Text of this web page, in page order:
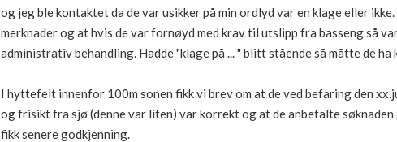
og jeg ble kontaktet da de var usikker på min ordlyd var en klage eller
merknader og at hvis de var fornøyd med krav til utslipp fra basseng så
administrativ behandling. Hadde "klage på ... " blitt stående så måtte de
I hyttefelt innenfor 100m sonen fikk vi brev om at de ved befaring den
og frisikt fra sjø (denne var liten) var korrekt og at de anbefalte
fikk senere godkjenning.